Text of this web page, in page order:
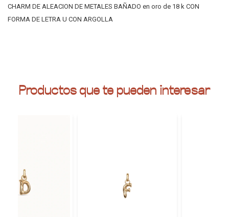
CHARM DE ALEACION DE METALES BAÑADO en oro de 18 k CON
FORMA DE LETRA U CON ARGOLLA
Productos que te pueden interesar